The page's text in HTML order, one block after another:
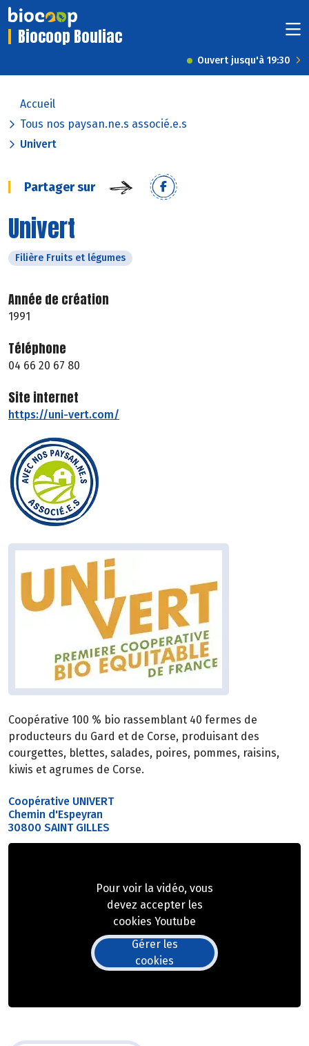
Biocoop Bouliac
Ouvert jusqu'à 19:30
Accueil
Tous nos paysan.ne.s associé.e.s
Univert
Partager sur
Univert
Filière Fruits et légumes
Année de création
1991
Téléphone
04 66 20 67 80
Site internet
https://uni-vert.com/
Coopérative 100 % bio rassemblant 40 fermes de
producteurs du Gard et de Corse, produisant des
courgettes, blettes, salades, poires, pommes, raisins,
kiwis et agrumes de Corse.
Coopérative UNIVERT
Chemin d'Espeyran
30800 SAINT GILLES
Pour voir la vidéo, vous
devez accepter les
cookies Youtube
Gérer les
cookies